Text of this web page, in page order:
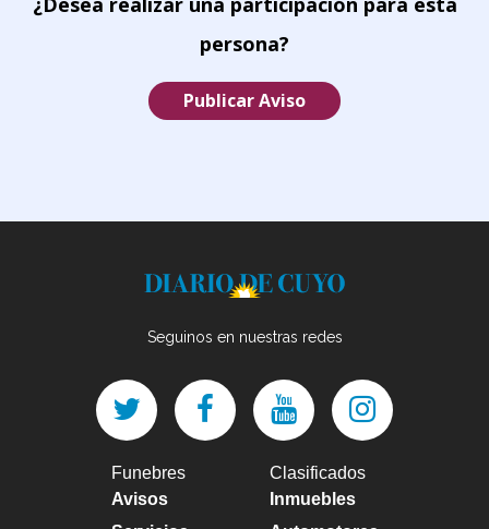
persona?
Publicar Aviso
Seguinos en nuestras redes
Funebres
Avisos
Clasificados
Inmuebles